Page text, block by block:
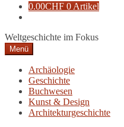
0.00CHF 0 Artikel
Weltgeschichte im Fokus
Menü
Archäologie
Geschichte
Buchwesen
Kunst & Design
Architekturgeschichte